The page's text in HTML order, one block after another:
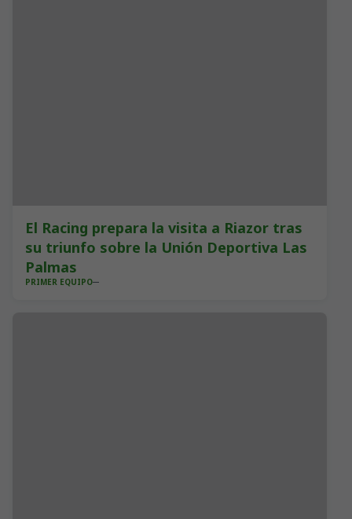
El Racing prepara la visita a Riazor tras
su triunfo sobre la Unión Deportiva Las
Palmas
PRIMER EQUIPO